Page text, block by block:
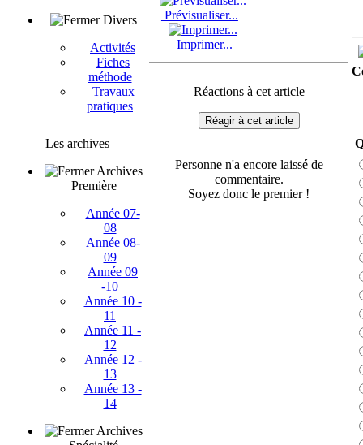
Divers
Activités
Fiches
méthode
Travaux
pratiques
Les archives
Archives
Première
Année 07-
08
Année 08-
09
Année 09
-10
Année 10 -
11
Année 11 -
12
Année 12 -
13
Année 13 -
14
Archives
Prévisualiser...
Imprimer...
Réactions à cet article
Réagir à cet article
Personne n'a encore laissé de
commentaire.
Soyez donc le premier !